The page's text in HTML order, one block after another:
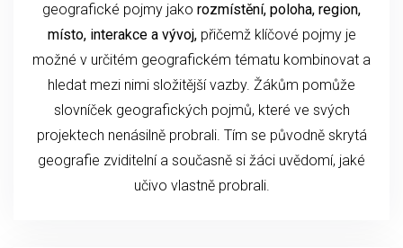
geografické pojmy jako rozmístění, poloha, region,
místo, interakce a vývoj,přičemž klíčové pojmy je
možné v určitém geografickém tématu kombinovat a
hledat mezi nimi složitější vazby. Žákům pomůže
slovníček geografických pojmů, které ve svých
projektech nenásilně probrali. Tím se původně skrytá
geografie zviditelní a současně si žáci uvědomí, jaké
učivo vlastně probrali.